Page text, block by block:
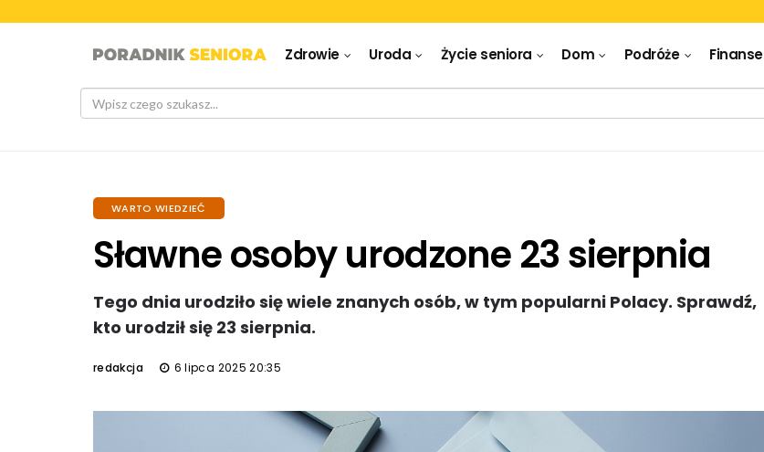
Zdrowie Uroda Życie seniora Dom Podróże Finanse
WARTO WIEDZIEĆ
Sławne osoby urodzone 23 sierpnia
Tego dnia urodziło się wiele znanych osób, w tym popularni Polacy. Sprawdź,
kto urodził się 23 sierpnia.
redakcja 6 lipca 2025 20:35